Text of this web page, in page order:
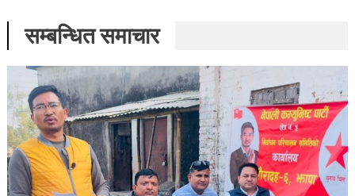
सम्बन्धित समाचार